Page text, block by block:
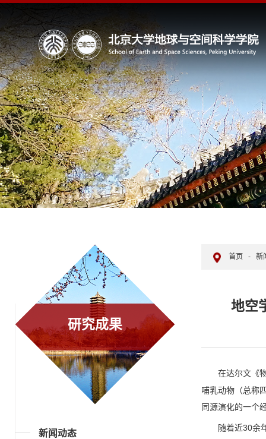
研究成果
新闻动态
首页 - 新
地空
在达尔文《
哺乳动物（总称
同源演化的一个
随着近30余